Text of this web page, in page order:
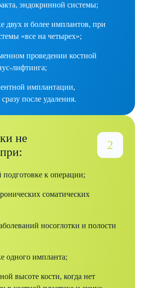
эндокринной системы;
двух и более имплантов, при
«все на четырех»;
проведении костной
лифтинга;
имплантации,
после удаления.
не
подготовке к операции;
соматических
носоглотки и полости
одного импланта;
высоте кости, когда нет